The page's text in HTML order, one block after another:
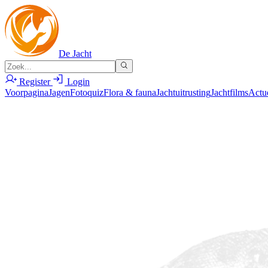
De Jacht
Register
Login
VoorpaginaJagenFotoquizFlora & faunaJachtuitrustingJachtfilms